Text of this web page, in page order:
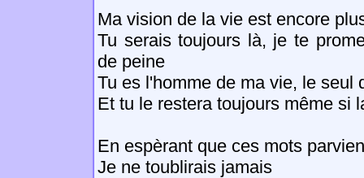
Ma vision de la vie est encore
Tu serais toujours là, je te
de peine
Tu es l'homme de ma vie, le seul
Et tu le restera toujours même si
En espèrant que ces mots
Je ne toublirais jamais